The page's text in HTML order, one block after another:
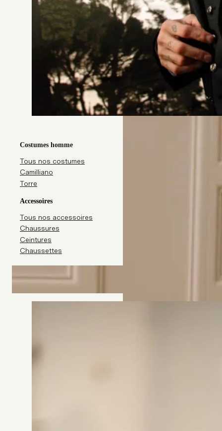
Costumes homme
Tous nos costumes
Camilliano
Torre
Accessoires
Tous nos accessoires
Chaussures
Ceintures
Chaussettes